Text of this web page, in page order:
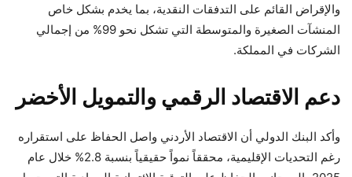
والإقراض القائم على التدفقات النقدية، بما يخدم بشكل خاص
المنشآت الصغيرة والمتوسطة التي تشكل نحو 99% من إجمالي
الشركات في المملكة.
دعم الاقتصاد الرقمي والتمويل الأخضر
وأكد البنك الدولي أن الاقتصاد الأردني واصل الحفاظ على استقراره
رغم التحديات الإقليمية، محققاً نمواً حقيقياً بنسبة 2.8% خلال عام